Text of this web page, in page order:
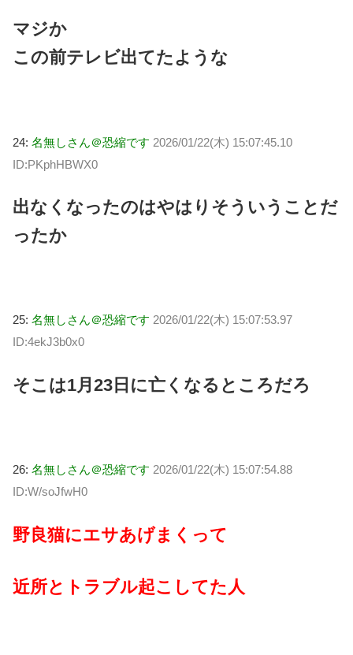
マジか
この前テレビ出てたような
24: 名無しさん＠恐縮です 2026/01/22(木) 15:07:45.10
ID:PKphHBWX0
出なくなったのはやはりそういうことだ
ったか
25: 名無しさん＠恐縮です 2026/01/22(木) 15:07:53.97
ID:4ekJ3b0x0
そこは1月23日に亡くなるところだろ
26: 名無しさん＠恐縮です 2026/01/22(木) 15:07:54.88
ID:W/soJfwH0
野良猫にエサあげまくって
近所とトラブル起こしてた人